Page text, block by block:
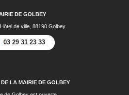
DE GOLBEY
de ville, 88190 Golbey
03 29 31 23 33
LA MAIRIE DE GOLBEY